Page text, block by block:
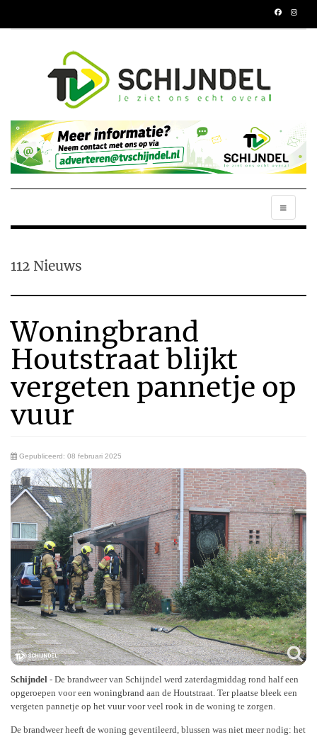
112 Nieuws
Woningbrand
Houtstraat blijkt
vergeten pannetje op
vuur
Gepubliceerd: 08 februari 2025
Schijndel - De brandweer van Schijndel werd zaterdagmiddag rond half een
opgeroepen voor een woningbrand aan de Houtstraat. Ter plaatse bleek een
vergeten pannetje op het vuur voor veel rook in de woning te zorgen.
De brandweer heeft de woning geventileerd, blussen was niet meer nodig: het